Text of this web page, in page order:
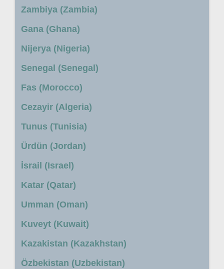
Zambiya (Zambia)
Gana (Ghana)
Nijerya (Nigeria)
Senegal (Senegal)
Fas (Morocco)
Cezayir (Algeria)
Tunus (Tunisia)
Ürdün (Jordan)
İsrail (Israel)
Katar (Qatar)
Umman (Oman)
Kuveyt (Kuwait)
Kazakistan (Kazakhstan)
Özbekistan (Uzbekistan)